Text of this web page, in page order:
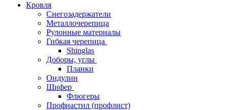
Кровля
Снегозадержатели
Металлочерепица
Рулонные материалы
Гибкая черепица
Shinglas
Доборы, углы
Планки
Ондулин
Шифер
Флюгеры
Профнастил (профлист)